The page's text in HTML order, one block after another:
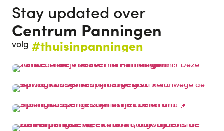
Stay updated over
Centrum Panningen
volg #thuisinpanningen